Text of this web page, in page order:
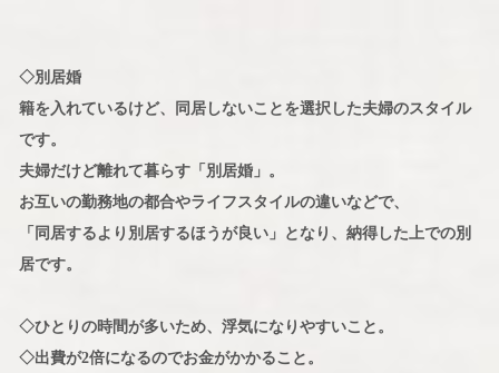
◇別居婚
籍を入れているけど、同居しないことを選択した夫婦のスタイル
です。
夫婦だけど離れて暮らす「別居婚」。
お互いの勤務地の都合やライフスタイルの違いなどで、
「同居するより別居するほうが良い」となり、納得した上での別
居です。
◇ひとりの時間が多いため、浮気になりやすいこと。
◇出費が2倍になるのでお金がかかること。